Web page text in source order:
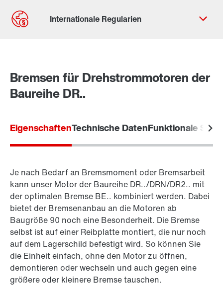
Standort Deutschland
Bremsen für Drehstrommotoren der
Baureihe DR..
EigenschaftenTechnische DatenFunktionale
Je nach Bedarf an Bremsmoment oder Bremsarbeit
kann unser Motor der Baureihe DR../DRN/DR2.. mit
der optimalen Bremse BE.. kombiniert werden. Dabei
bietet der Bremsenanbau an die Motoren ab
Baugröße 90 noch eine Besonderheit. Die Bremse
selbst ist auf einer Reibplatte montiert, die nur noch
auf dem Lagerschild befestigt wird. So können Sie
die Einheit einfach, ohne den Motor zu öffnen,
demontieren oder wechseln und auch gegen eine
größere oder kleinere Bremse tauschen.